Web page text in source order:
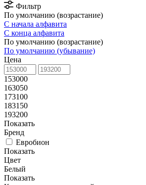
Фильтр
По умолчанию (возрастание)
С начала алфавита
С конца алфавита
По умолчанию (возрастание)
По умолчанию (убывание)
Цена
153000
163050
173100
183150
193200
Показать
Бренд
Евробион
Показать
Цвет
Белый
Показать